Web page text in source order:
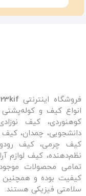
فروشگاه اینترنتی
انواع کیف و
کوهنوردی، کیف
دانشجویی، چمدان، کیف
کیف چرمی، کیف
نظم‌دهنده، کیف لوازم
تمامی محصولات موجود
کیفیت بوده و همچنین
سلامتی فیزیکی هستند.